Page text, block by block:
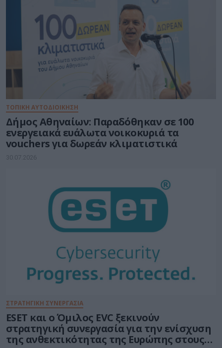
ΤΟΠΙΚΗ ΑΥΤΟΔΙΟΙΚΗΣΗ
Δήμος Αθηναίων: Παραδόθηκαν σε 100
ενεργειακά ευάλωτα νοικοκυριά τα
vouchers για δωρεάν κλιματιστικά
30.07.2026
ΣΤΡΑΤΗΓΙΚΗ ΣΥΝΕΡΓΑΣΙΑ
ESET και ο Όμιλος EVC ξεκινούν
στρατηγική συνεργασία για την ενίσχυση
της ανθεκτικότητας της Ευρώπης στους